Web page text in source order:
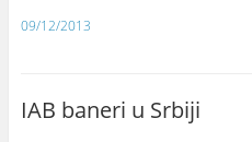
09/12/2013
IAB baneri u Srbiji